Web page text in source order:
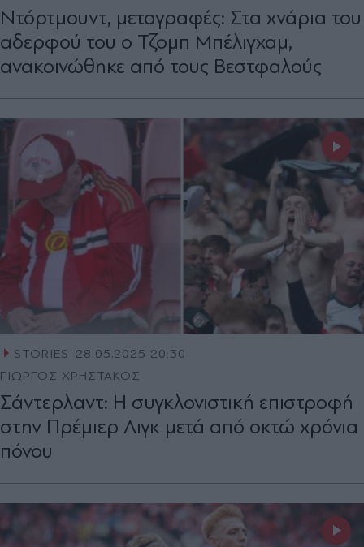
Ντόρτμουντ, μεταγραφές: Στα χνάρια του
αδερφού του ο Τζομπ Μπέλιγχαμ,
ανακοινώθηκε από τους Βεστφαλούς
STORIES
28.05.2025 20:30
ΓΙΩΡΓΟΣ ΧΡΗΣΤΑΚΟΣ
Σάντερλαντ: Η συγκλονιστική επιστροφή
στην Πρέμιερ Λιγκ μετά από οκτώ χρόνια
πόνου